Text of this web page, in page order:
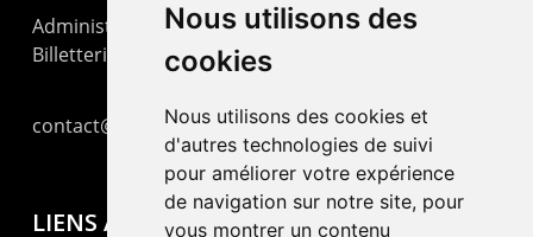
Nous utilisons des
cookies
Nous utilisons des cookies et
d'autres technologies de suivi
pour améliorer votre expérience
de navigation sur notre site, pour
vous montrer un contenu
Administration : +41 32 725 03 03
Billetterie : +41 32 725 05 05
contact@lepommier.ch
LIENS AMIS